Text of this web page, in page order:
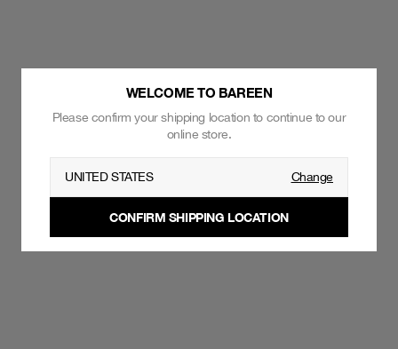
WELCOME TO BAREEN
Please confirm your shipping location to continue to our
online store.
UNITED STATES Change
CONFIRM SHIPPING LOCATION